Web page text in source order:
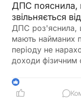
ДПС пояснила,
звільняється
ДПС роз'яснила,
мають найманих
періоду не
доходи фізичним
лише у разі
особам/
1